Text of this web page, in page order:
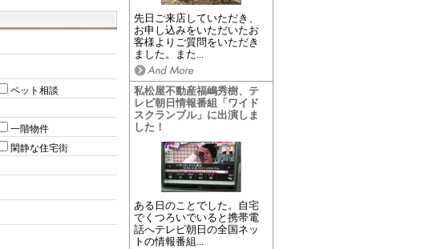
先日ご来店していただき、
お申し込みをいただいたお
客様よりご質問をいただき
ました。また...
私松屋不動産福嶋秀樹、テ
レビ朝日情報番組「ワイド
スクランブル」に出演しま
した！
ある日のことでした。自宅
でくつろいでいると携帯電
話へテレビ朝日の全国ネッ
トの情報番組...
ペット相談
一階物件
閑静な住宅街